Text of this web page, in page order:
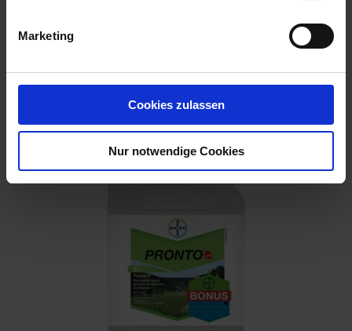
Marketing
Cookies zulassen
Nur notwendige Cookies